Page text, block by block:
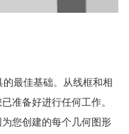
最佳基础。从线框和相
准备好进行任何工作。
您创建的每个几何图形